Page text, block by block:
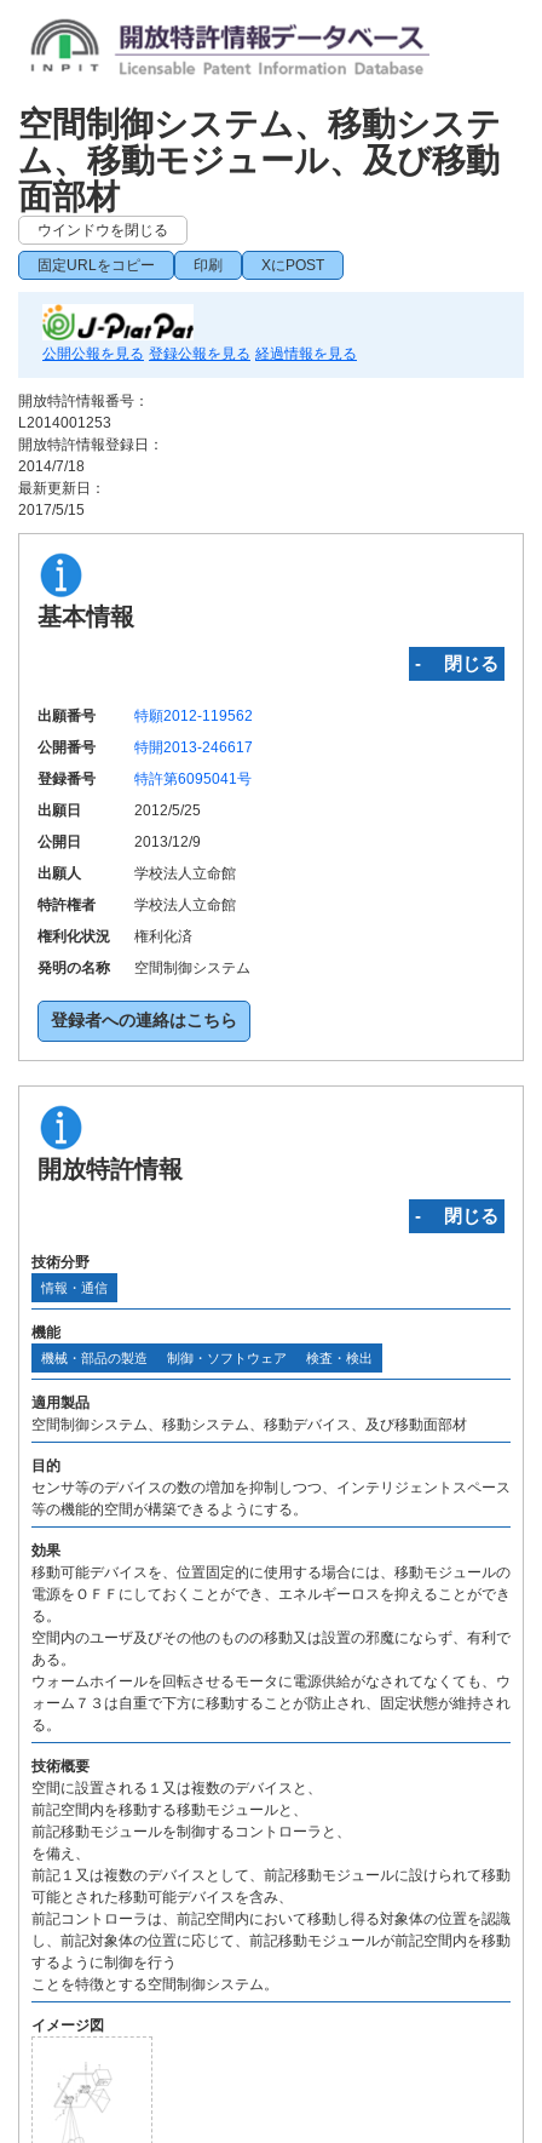
空間制御システム、移動システ
ム、移動モジュール、及び移動
面部材
ウインドウを閉じる
固定URLをコピー 印刷 XにPOST
公開公報を見る 登録公報を見る 経過情報を見る
開放特許情報番号：
L2014001253
開放特許情報登録日：
2014/7/18
最新更新日：
2017/5/15
基本情報
‐ 閉じる
出願番号
特願2012-119562
公開番号
特開2013-246617
登録番号
特許第6095041号
出願日
2012/5/25
公開日
2013/12/9
出願人
学校法人立命館
特許権者
学校法人立命館
権利化状況
権利化済
発明の名称
空間制御システム
登録者への連絡はこちら
開放特許情報
‐ 閉じる
技術分野
情報・通信
機能
機械・部品の製造 制御・ソフトウェア 検査・検出
適用製品
空間制御システム、移動システム、移動デバイス、及び移動面部材
目的
センサ等のデバイスの数の増加を抑制しつつ、インテリジェントスペース
等の機能的空間が構築できるようにする。
効果
移動可能デバイスを、位置固定的に使用する場合には、移動モジュールの
電源をＯＦＦにしておくことができ、エネルギーロスを抑えることができ
る。
空間内のユーザ及びその他のものの移動又は設置の邪魔にならず、有利で
ある。
ウォームホイールを回転させるモータに電源供給がなされてなくても、ウ
ォーム７３は自重で下方に移動することが防止され、固定状態が維持され
る。
技術概要
空間に設置される１又は複数のデバイスと、
前記空間内を移動する移動モジュールと、
前記移動モジュールを制御するコントローラと、
を備え、
前記１又は複数のデバイスとして、前記移動モジュールに設けられて移動
可能とされた移動可能デバイスを含み、
前記コントローラは、前記空間内において移動し得る対象体の位置を認識
し、前記対象体の位置に応じて、前記移動モジュールが前記空間内を移動
するように制御を行う
ことを特徴とする空間制御システム。
イメージ図